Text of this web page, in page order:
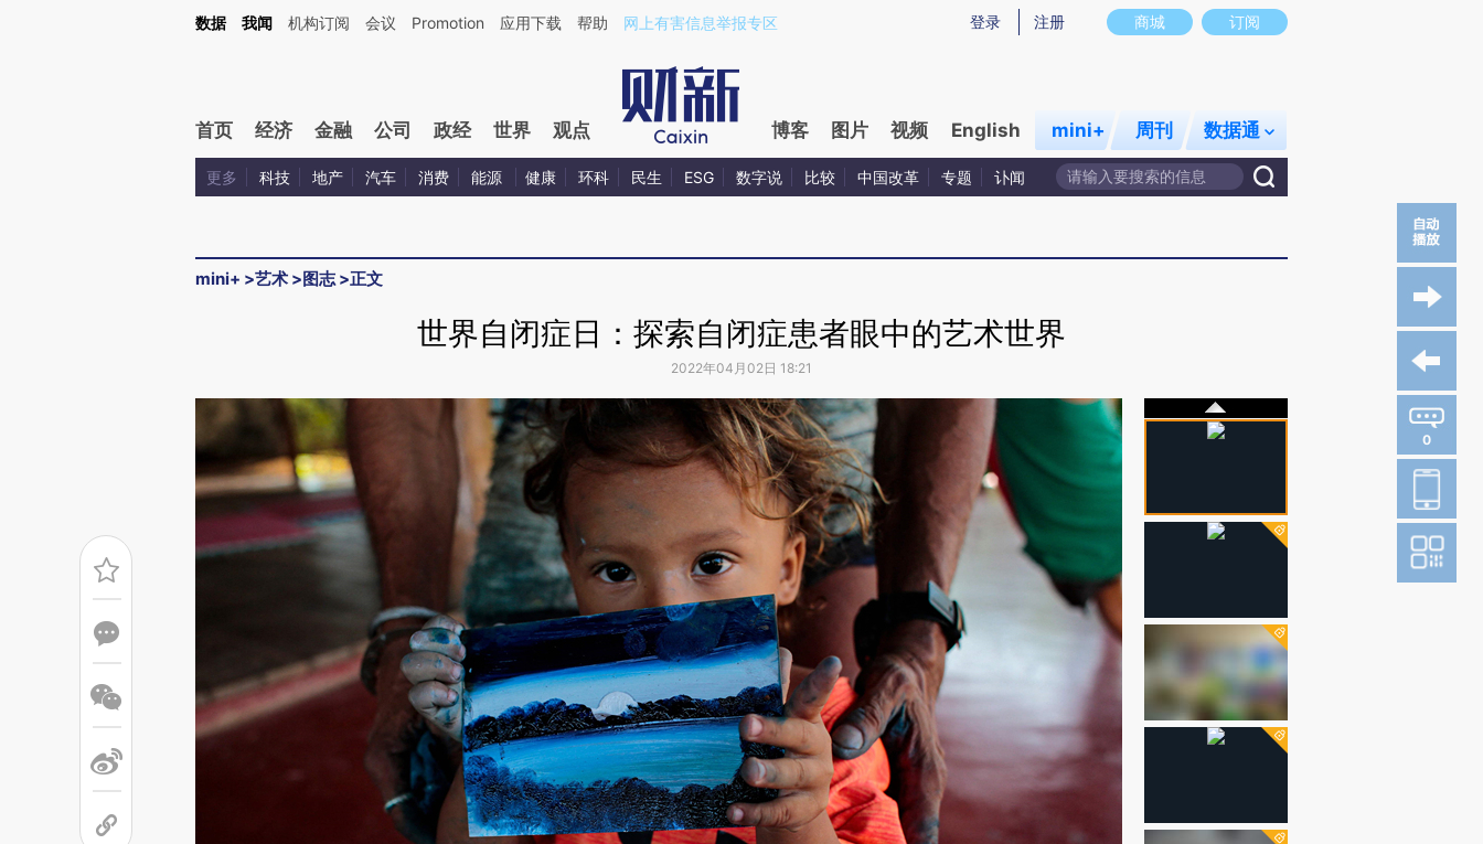
商城 订阅
登录 注册
数据 我闻 机构订阅 会议 Promotion 应用下载 帮助 网上有害信息举报专区
首页 经济 金融 公司 政经 世界 观点 博客 图片 视频 English mini+ 周刊 数据通
更多 科技 地产 汽车 消费 能源 健康 环科 民生 ESG 数字说 比较 中国改革 专题 讣闻
mini+ >艺术 >图志>正文
世界自闭症日：探索自闭症患者眼中的艺术世界
2022年04月02日 18:21
0